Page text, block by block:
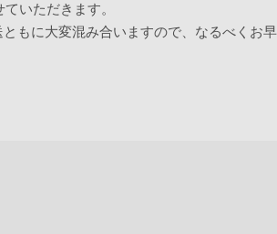
いただきます。
もに大変混み合いますので、なるべくお早